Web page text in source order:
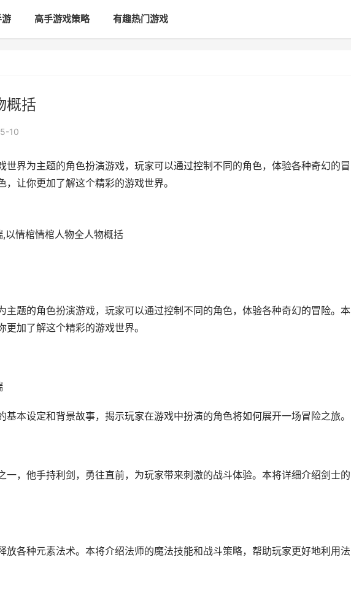
高手游戏策略 有趣热门游戏
概括
10
世界为主题的角色扮演游戏，玩家可以通过控制不同的角色，体验各种奇幻的冒
让你更加了解这个精彩的游戏世界。
以情棺情棺人物全人物概括
主题的角色扮演游戏，玩家可以通过控制不同的角色，体验各种奇幻的冒险。本
加了解这个精彩的游戏世界。
本设定和背景故事，揭示玩家在游戏中扮演的角色将如何展开一场冒险之旅。
一，他手持利剑，勇往直前，为玩家带来刺激的战斗体验。本将详细介绍剑士的
放各种元素法术。本将介绍法师的魔法技能和战斗策略，帮助玩家更好地利用法